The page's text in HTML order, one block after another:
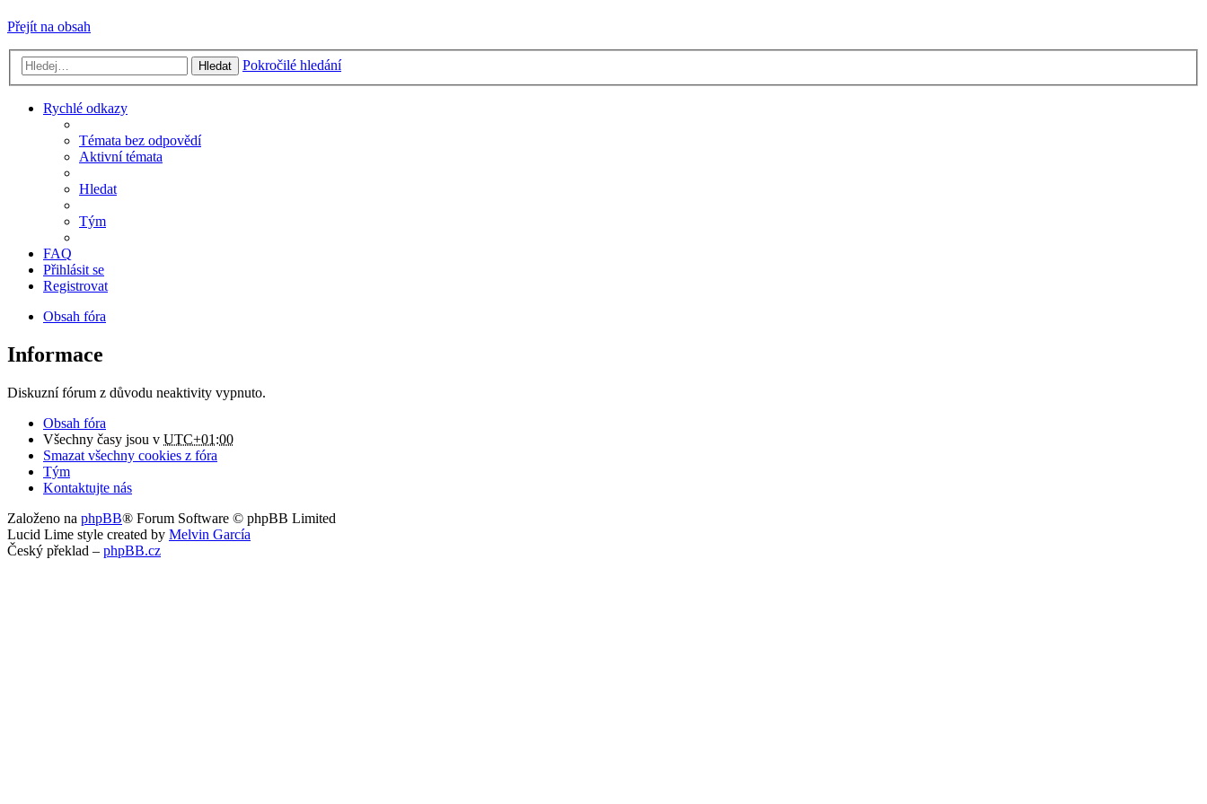
Přejít na obsah
Hledat Pokročilé hledání
Rychlé odkazy
Témata bez odpovědí
Aktivní témata
Hledat
Tým
FAQ
Přihlásit se
Registrovat
Obsah fóra
Informace
Diskuzní fórum z důvodu neaktivity vypnuto.
Obsah fóra
Všechny časy jsou v UTC+01:00
Smazat všechny cookies z fóra
Tým
Kontaktujte nás
Založeno na phpBB® Forum Software © phpBB Limited
Lucid Lime style created by Melvin García
Český překlad – phpBB.cz